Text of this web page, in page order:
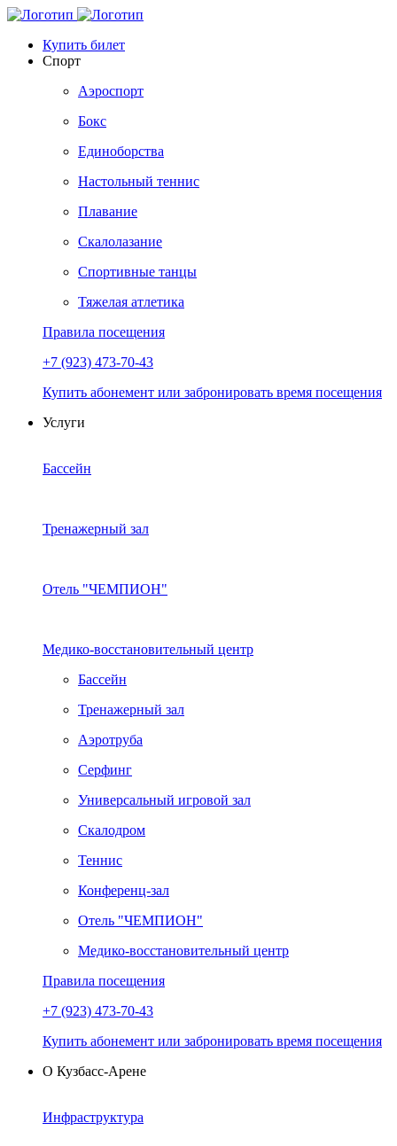
Купить билет
Спорт
Аэроспорт
Бокс
Единоборства
Настольный теннис
Плавание
Скалолазание
Спортивные танцы
Тяжелая атлетика
Правила посещения
+7 (923) 473-70-43
Купить абонемент или забронировать время посещения
Услуги
Бассейн
Тренажерный зал
Отель "ЧЕМПИОН"
Медико-восстановительный центр
Бассейн
Тренажерный зал
Аэротруба
Серфинг
Универсальный игровой зал
Скалодром
Теннис
Конференц-зал
Отель "ЧЕМПИОН"
Медико-восстановительный центр
Правила посещения
+7 (923) 473-70-43
Купить абонемент или забронировать время посещения
О Кузбасс-Арене
Инфраструктура